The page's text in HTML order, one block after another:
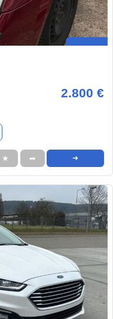
2.800 €
★ ➦ ➜